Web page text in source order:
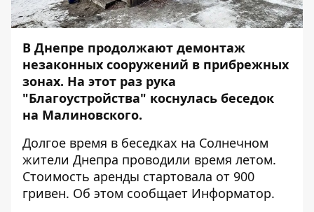
В Днепре продолжают демонтаж
незаконных сооружений в прибрежных
зонах. На этот раз рука
"Благоустройства" коснулась беседок
на Малиновского.
Долгое время в беседках на Солнечном
жители Днепра проводили время летом.
Стоимость аренды стартовала от 900
гривен. Об этом сообщает Информатор.